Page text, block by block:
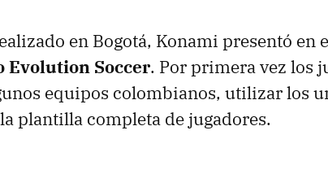
en Bogotá, Konami presentó en
Evolution Soccer. Por primera vez los
equipos colombianos, utilizar los
plantilla completa de jugadores.